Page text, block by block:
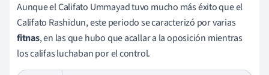
Aunque elCalifato Ummayadtuvo mucho más éxito que el
Califato Rashidun, este periodo se caracterizó por varias
fitnas, en las que hubo que acallar a la oposición mientras
loscalifasluchaban por el control.